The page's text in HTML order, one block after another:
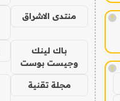
!
!
منتدى الاشراق
باك لينك
وجيست بوست
مجلة تقنية